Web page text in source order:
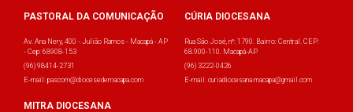
PASTORAL DA COMUNICAÇÃO
Av. Ana Nery, 400 - Julião Ramos - Macapá - AP
- Cep: 68908-153
(96) 98414-2731
E-mail: pascom@diocesedemacapa.com
CÚRIA DIOCESANA
Rua São José, nº: 1790. Bairro: Central. CEP:
68.900-110. Macapá-AP
(96) 3222-0426
E-mail: curiadiocesana.macapa@gmail.com
MITRA DIOCESANA